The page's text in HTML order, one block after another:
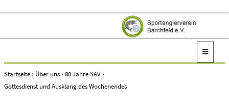
Startseite› Über uns› 80 Jahre SAV›
Gottesdienst und Ausklang des Wochenendes